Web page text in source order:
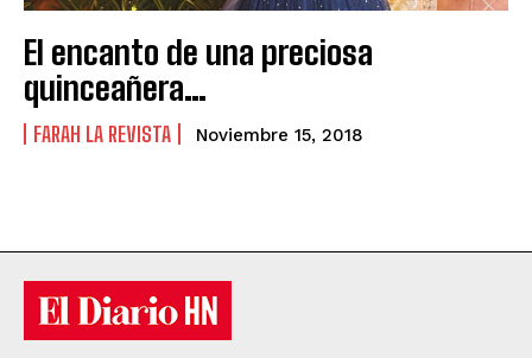
El encanto de una preciosa
quinceañera…
FARAH LA REVISTA Noviembre 15, 2018